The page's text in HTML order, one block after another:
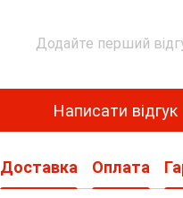
Додайте перший
Написати відгук
Доставка Оплата